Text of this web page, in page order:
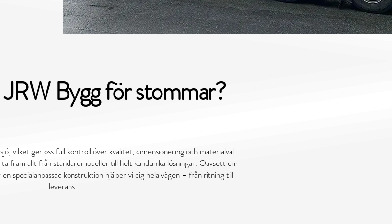
Bygg för stommar?
vilket ger oss full kontroll över kvalitet, dimensionering och materialval.
fram allt från standardmodeller till helt kundunika lösningar. Oavsett om
specialanpassad konstruktion hjälper vi dig hela vägen – från ritning till
leverans.